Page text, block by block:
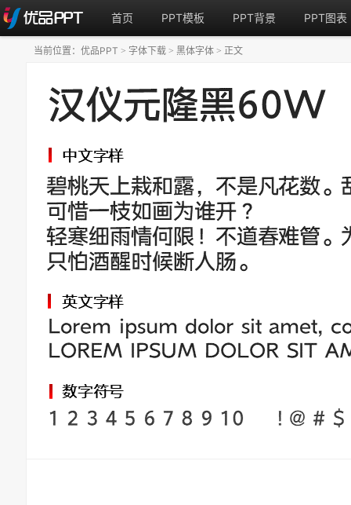
首页 PPT模板 PPT背景 PPT图表
当前位置： 优品PPT > 字体下载 > 黑体字体 > 正文